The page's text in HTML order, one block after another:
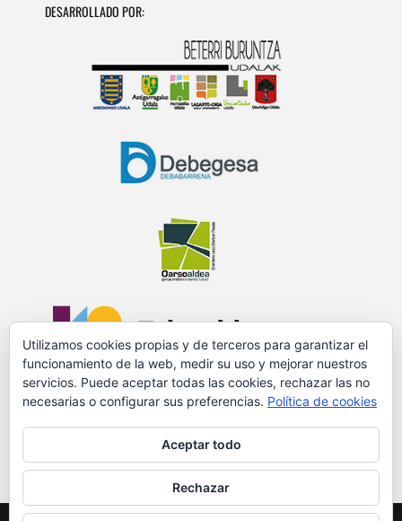
DESARROLLADO POR:
PROMOVIDO Y FINANCIADO POR:
Utilizamos cookies propias y de terceros para garantizar el
funcionamiento de la web, medir su uso y mejorar nuestros
servicios. Puede aceptar todas las cookies, rechazar las no
necesarias o configurar sus preferencias. Política de cookies
Aceptar todo
Rechazar